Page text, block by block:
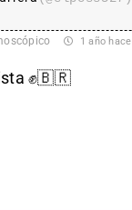
1 año hace
✊🇧🇷